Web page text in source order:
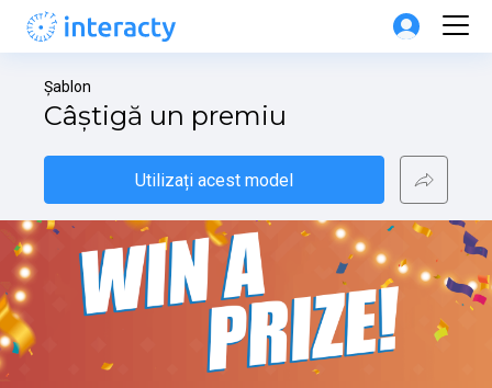
Șablon
Câștigă un premiu
Utilizați acest model